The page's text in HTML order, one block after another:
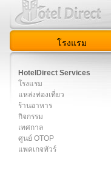
โรงแรม
HotelDirect Services
โรงแรม
แหล่งท่องเที่ยว
ร้านอาหาร
กิจกรรม
เทศกาล
ศูนย์ OTOP
แพคเกจทัวร์